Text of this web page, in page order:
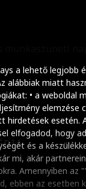
a lehető legjobb
alábbiak miatt
• a weboldal
elemzése
hirdetések esetén.
elfogadod, hogy
és a
mi, akár
Amennyiben az
ebben az esetben